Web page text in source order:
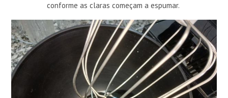
conforme as claras começam a espumar.